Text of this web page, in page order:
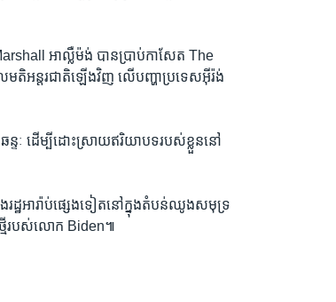
អាល្លឺម៉ង់​ បាន​ប្រាប់​កាសែត ​The
តិ​អន្តរជាតិ​ឡើង​វិញ​ លើ​បញ្ហា​ប្រទេស​អ៊ីរ៉ង់
ដើម្បី​ដោះស្រាយឥរិយាបទ​របស់​ខ្លួន​នៅ​
ដ្ឋ​អារ៉ាប់​ផ្សេង​ទៀត​នៅ​ក្នុង​តំបន់​ឈូង​សមុទ្រ​
ថ្មី​របស់​លោក ​Biden៕​